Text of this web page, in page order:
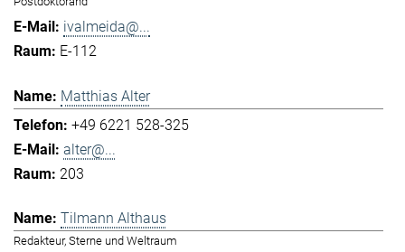
ivalmeida@...
E-112
Matthias Alter
+49 6221 528-325
alter@...
203
Tilmann Althaus
Redakteur, Sterne und Weltraum